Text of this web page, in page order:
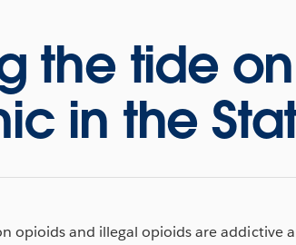
the tide
in the
opioids and illegal opioids are addictive